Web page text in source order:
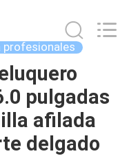
profesionales
pulgadas
afilada
delgado